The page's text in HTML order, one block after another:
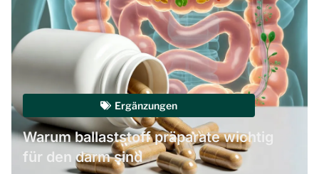
Ergänzungen
Warum ballaststoff präparate wichtig
für den darm sind